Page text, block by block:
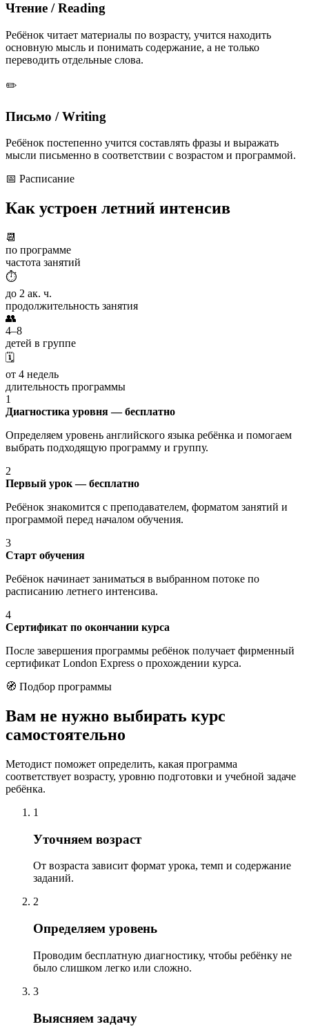
Чтение / Reading
Ребёнок читает материалы по возрасту, учится находить
основную мысль и понимать содержание, а не только
переводить отдельные слова.
✏️
Письмо / Writing
Ребёнок постепенно учится составлять фразы и выражать
мысли письменно в соответствии с возрастом и программой.
📅 Расписание
Как устроен летний интенсив
📆
по программе
частота занятий
⏱️
до 2 ак. ч.
продолжительность занятия
👥
4–8
детей в группе
🗓️
от 4 недель
длительность программы
1
Диагностика уровня — бесплатно
Определяем уровень английского языка ребёнка и помогаем
выбрать подходящую программу и группу.
2
Первый урок — бесплатно
Ребёнок знакомится с преподавателем, форматом занятий и
программой перед началом обучения.
3
Старт обучения
Ребёнок начинает заниматься в выбранном потоке по
расписанию летнего интенсива.
4
Сертификат по окончании курса
После завершения программы ребёнок получает фирменный
сертификат London Express о прохождении курса.
🧭 Подбор программы
Вам не нужно выбирать курс
самостоятельно
Методист поможет определить, какая программа
соответствует возрасту, уровню подготовки и учебной задаче
ребёнка.
1
Уточняем возраст
От возраста зависит формат урока, темп и содержание
заданий.
2
Определяем уровень
Проводим бесплатную диагностику, чтобы ребёнку не
было слишком легко или сложно.
3
Выясняем задачу